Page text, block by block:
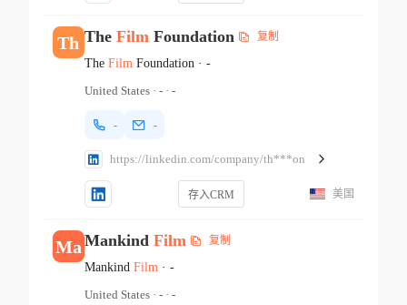
Th The FilmFoundation 复制
The FilmFoundation· -
United States· -· -
- -
https://linkedin.com/company/th***on
存入CRM 美国
MaMankind Film 复制
Mankind Film· -
United States· -· -